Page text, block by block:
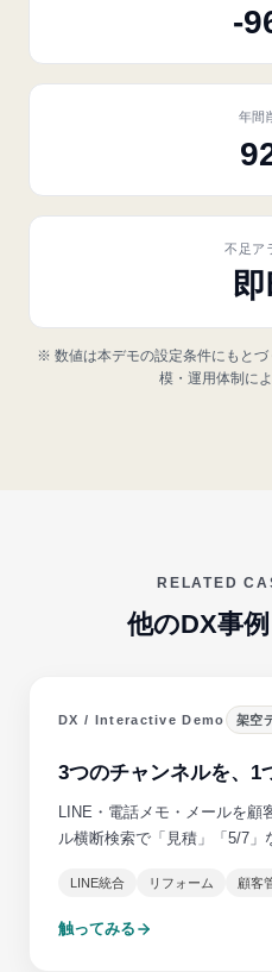
-
年間
不足ア
※ 数値は本デモの設定条件にもと
模・運用体制に
RELATED
他のDX事
DX / Interactive Demo 架空
3つのチャンネルを、1
LINE・電話メモ・メールを顧
ル横断検索で「見積」「5/7」
LINE統合 リフォーム 顧客
触ってみる